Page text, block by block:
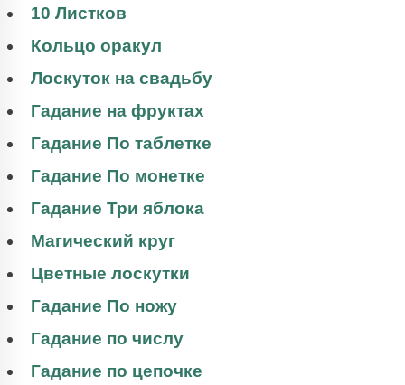
10 Листков
Кольцо оракул
Лоскуток на свадьбу
Гадание на фруктах
Гадание По таблетке
Гадание По монетке
Гадание Три яблока
Магический круг
Цветные лоскутки
Гадание По ножу
Гадание по числу
Гадание по цепочке